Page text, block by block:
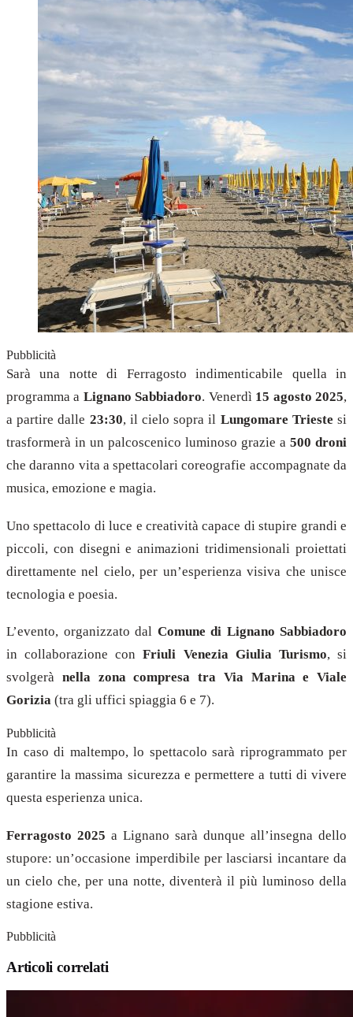
Pubblicità
Sarà una notte di Ferragosto indimenticabile quella in
programma a Lignano Sabbiadoro. Venerdì 15 agosto 2025,
a partire dalle 23:30, il cielo sopra il Lungomare Trieste si
trasformerà in un palcoscenico luminoso grazie a 500 droni
che daranno vita a spettacolari coreografie accompagnate da
musica, emozione e magia.
Uno spettacolo di luce e creatività capace di stupire grandi e
piccoli, con disegni e animazioni tridimensionali proiettati
direttamente nel cielo, per un’esperienza visiva che unisce
tecnologia e poesia.
L’evento, organizzato dal Comune di Lignano Sabbiadoro
in collaborazione conFriuli Venezia Giulia Turismo, si
svolgerà nella zona compresa tra Via Marina e Viale
Gorizia (tra gli uffici spiaggia 6 e 7).
Pubblicità
In caso di maltempo, lo spettacolo sarà riprogrammato per
garantire la massima sicurezza e permettere a tutti di vivere
questa esperienza unica.
Ferragosto 2025 a Lignano sarà dunque all’insegna dello
stupore: un’occasione imperdibile per lasciarsi incantare da
un cielo che, per una notte, diventerà il più luminoso della
stagione estiva.
Pubblicità
Articoli correlati